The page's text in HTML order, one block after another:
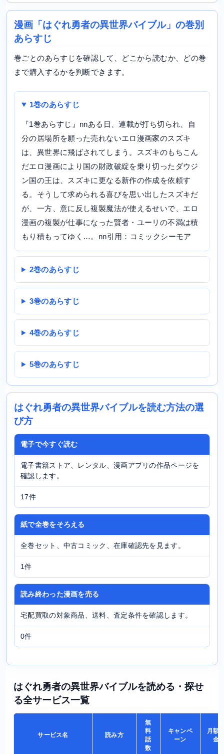
漫画「はぐれ勇者の異世界バイブル」の巻別
あらすじ
巻ごとのあらすじを確認して、どこから読むか、どの巻
まで購入するかを判断できます。
1巻のあらすじ
『1巻あらすじ』nnある日、連載が打ち切られ、自
分の居場所を願った売れないエロ漫画家のスズキ
は、異世界に飛ばされてしまう。スズキのもちこん
だエロ漫画により国の財政破綻を乗り切ったダウジ
ン国の王は、スズキに更なる新作の作成を依頼す
る。そうして求められる喜びを思い出したスズキだ
が、一方、意に反し複製魔法が使えるせいで、エロ
漫画の複製が仕事になった賢者・ユーリの不満は積
もり積もってゆく…。nn引用：コミックシーモア
2巻のあらすじ
3巻のあらすじ
4巻のあらすじ
5巻のあらすじ
はぐれ勇者の異世界バイブルを読む方法の選
び方
電子で今すぐ読む
電子書籍ストア、レンタル、漫画アプリの作品ページを
確認します。
17件
紙で全巻をそろえる
全巻セット、中古コミック、在庫確認先を見ます。
1件
読み終わった漫画を売る
宅配買取の対象商品、送料、査定条件を確認します。
0件
はぐれ勇者の異世界バイブルを読める・探せ
る全サービス一覧
サービス名 読み方
無
料
話
数
キャンペ
ーン
月額
金